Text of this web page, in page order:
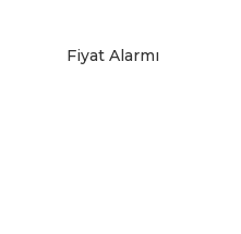
Fiyat Alarmı